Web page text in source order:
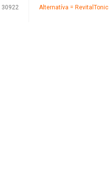
30922 Alternatíva = RevitalTonic